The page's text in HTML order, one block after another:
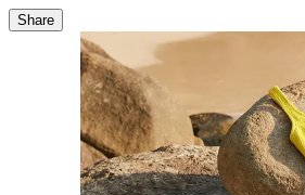
Share